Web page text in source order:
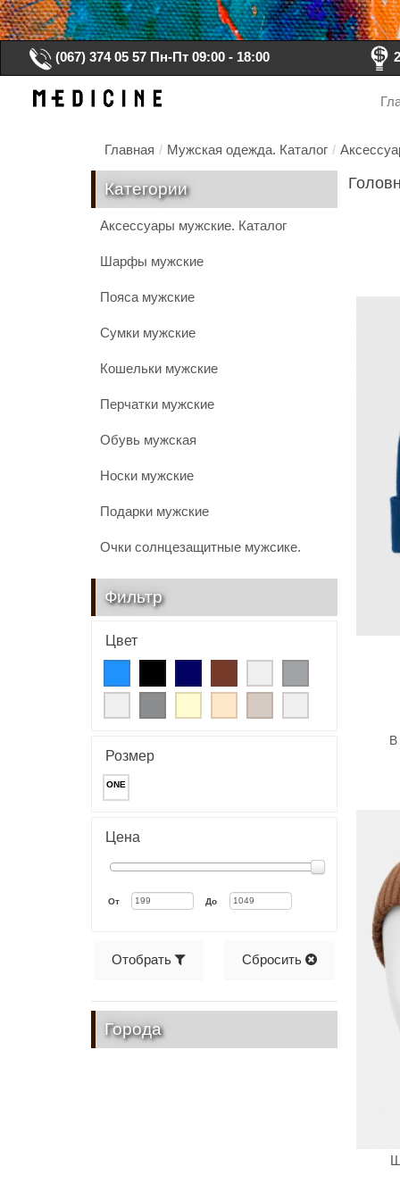
(067) 374 05 57 Пн-Пт 09:00 - 18:00
Главная / Мужская одежда. Каталог /
Категории
Аксессуары мужские. Каталог
Шарфы мужские
Пояса мужские
Сумки мужские
Кошельки мужские
Перчатки мужские
Обувь мужская
Носки мужские
Подарки мужские
Очки солнцезащитные мужсике.
Фильтр
Цвет
Розмер
ONE
Цена
От До
Отобрать Сбросить
Города
В